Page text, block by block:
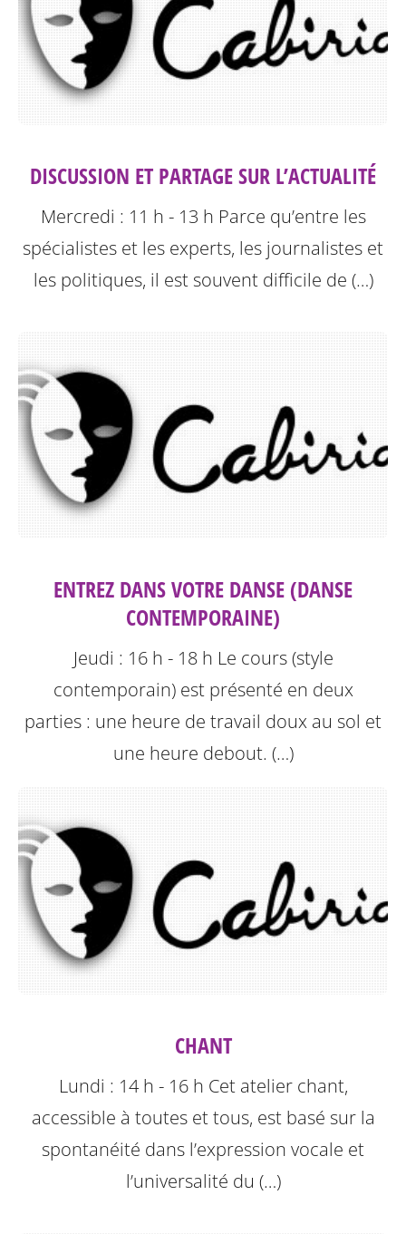
DISCUSSION ET PARTAGE SUR L’ACTUALITÉ
Mercredi : 11 h - 13 h Parce qu’entre les
spécialistes et les experts, les journalistes et
les politiques, il est souvent difficile de (…)
ENTREZ DANS VOTRE DANSE (DANSE
CONTEMPORAINE)
Jeudi : 16 h - 18 h Le cours (style
contemporain) est présenté en deux
parties : une heure de travail doux au sol et
une heure debout. (…)
CHANT
Lundi : 14 h - 16 h Cet atelier chant,
accessible à toutes et tous, est basé sur la
spontanéité dans l’expression vocale et
l’universalité du (…)